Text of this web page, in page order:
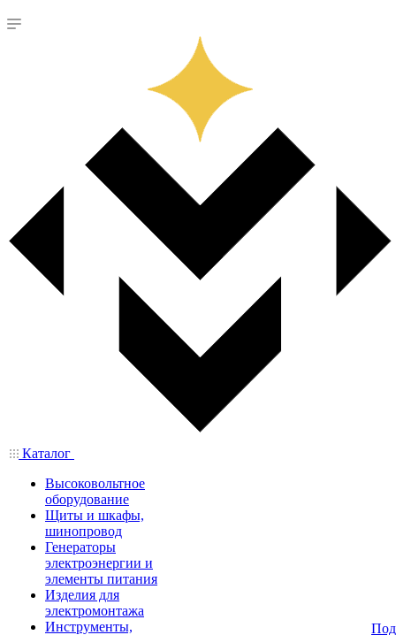
Каталог
Высоковольтное
оборудование
Щиты и шкафы,
шинопровод
Генераторы
электроэнергии и
элементы питания
Изделия для
электромонтажа
Инструменты,